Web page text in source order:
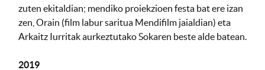
zuten ekitaldian; mendiko proiekzioen festa bat ere izan
zen, Orain (film labur saritua Mendifilm jaialdian) eta
Arkaitz Iurritak aurkeztutako Sokaren beste alde batean.
2019